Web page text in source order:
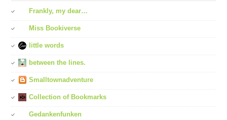
Frankly, my dear…
Miss Bookiverse
little words
between the lines.
Smalltownadventure
Collection of Bookmarks
Gedankenfunken